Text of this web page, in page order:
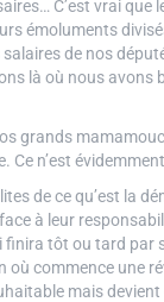
C’est vrai
émoluments
salaires de nos
là où nous avons
grands
Ce n’est
de ce qu’est la
à leur
finira tôt ou tard
où commence une
mais